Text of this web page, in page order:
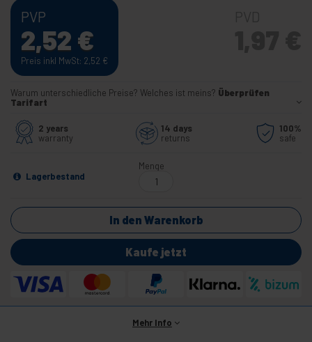
PVP
2,52 €
Preis inkl MwSt: 2,52 €
Warum unterschiedliche Preise? Welches ist meins? Überprüfen
Tarifart
2 years
warranty
14 days
returns
100%
safe
Lagerbestand
Menge
In den Warenkorb
Kaufe jetzt
Mehr Info